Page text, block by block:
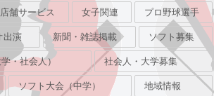
店舗サービス 女子関連 プロ野球選手
出演 新聞・雑誌掲載 ソフト募集
・社会人） 社会人・大学募集
ソフト大会（中学） 地域情報